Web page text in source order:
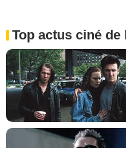
Top actus ciné de